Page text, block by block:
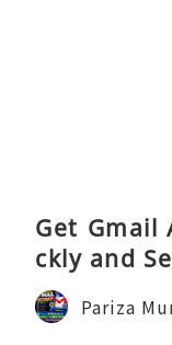
Get Gmail
ckly and
Pariza